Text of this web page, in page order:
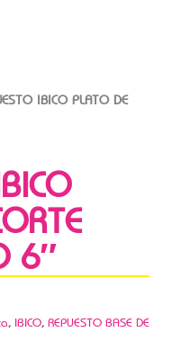
IBICO PLATO DE
6″
, IBICO, REPUESTO BASE DE